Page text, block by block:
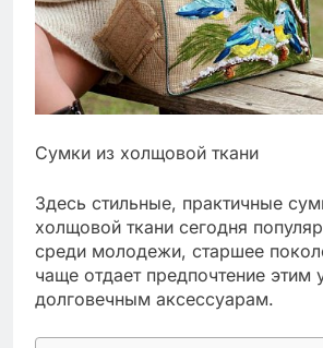
Сумки из холщовой ткани
Здесь стильные, практичные
холщовой ткани сегодня
среди молодежи, старшее
чаще отдает предпочтение этим
долговечным аксессуарам.